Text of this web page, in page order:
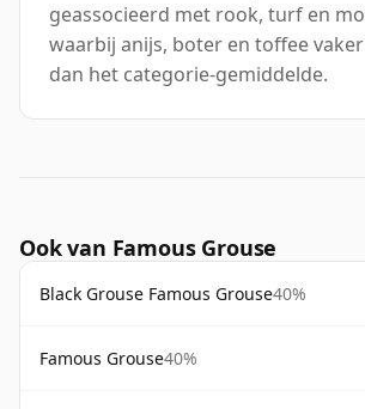
geassocieerd met rook, turf en
waarbij anijs, boter en toffee
dan het categorie-gemiddelde.
Ook van Famous Grouse
Black Grouse Famous Grouse40%
Famous Grouse40%